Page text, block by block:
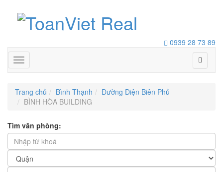
0939 28 73 89
Toggle
navigation
Trang chủ Bình Thạnh
Đường Điện Biên Phủ
BÌNH HÒA BUILDING
Tìm văn phòng: